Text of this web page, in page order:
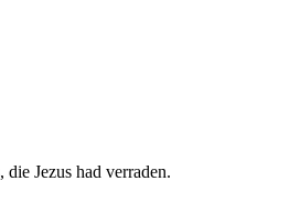
Jezus had verraden.